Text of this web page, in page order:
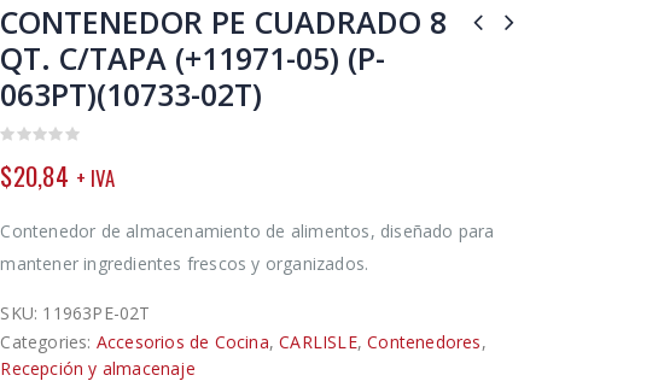
CONTENEDOR PE CUADRADO 8
QT. C/TAPA (+11971-05) (P-
063PT)(10733-02T)
out
of
$20,84 + IVA
Contenedor de almacenamiento de alimentos, diseñado para
mantener ingredientes frescos y organizados.
SKU: 11963PE-02T
Categories: Accesorios de Cocina,CARLISLE,Contenedores,
Recepción y almacenaje